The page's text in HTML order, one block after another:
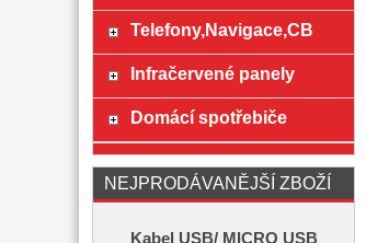
Telefony,Navigace,CB
Infračervené panely
Domácí spotřebiče
NEJPRODÁVANĚJŠÍ ZBOŽÍ
Kabel USB/ MICRO USB